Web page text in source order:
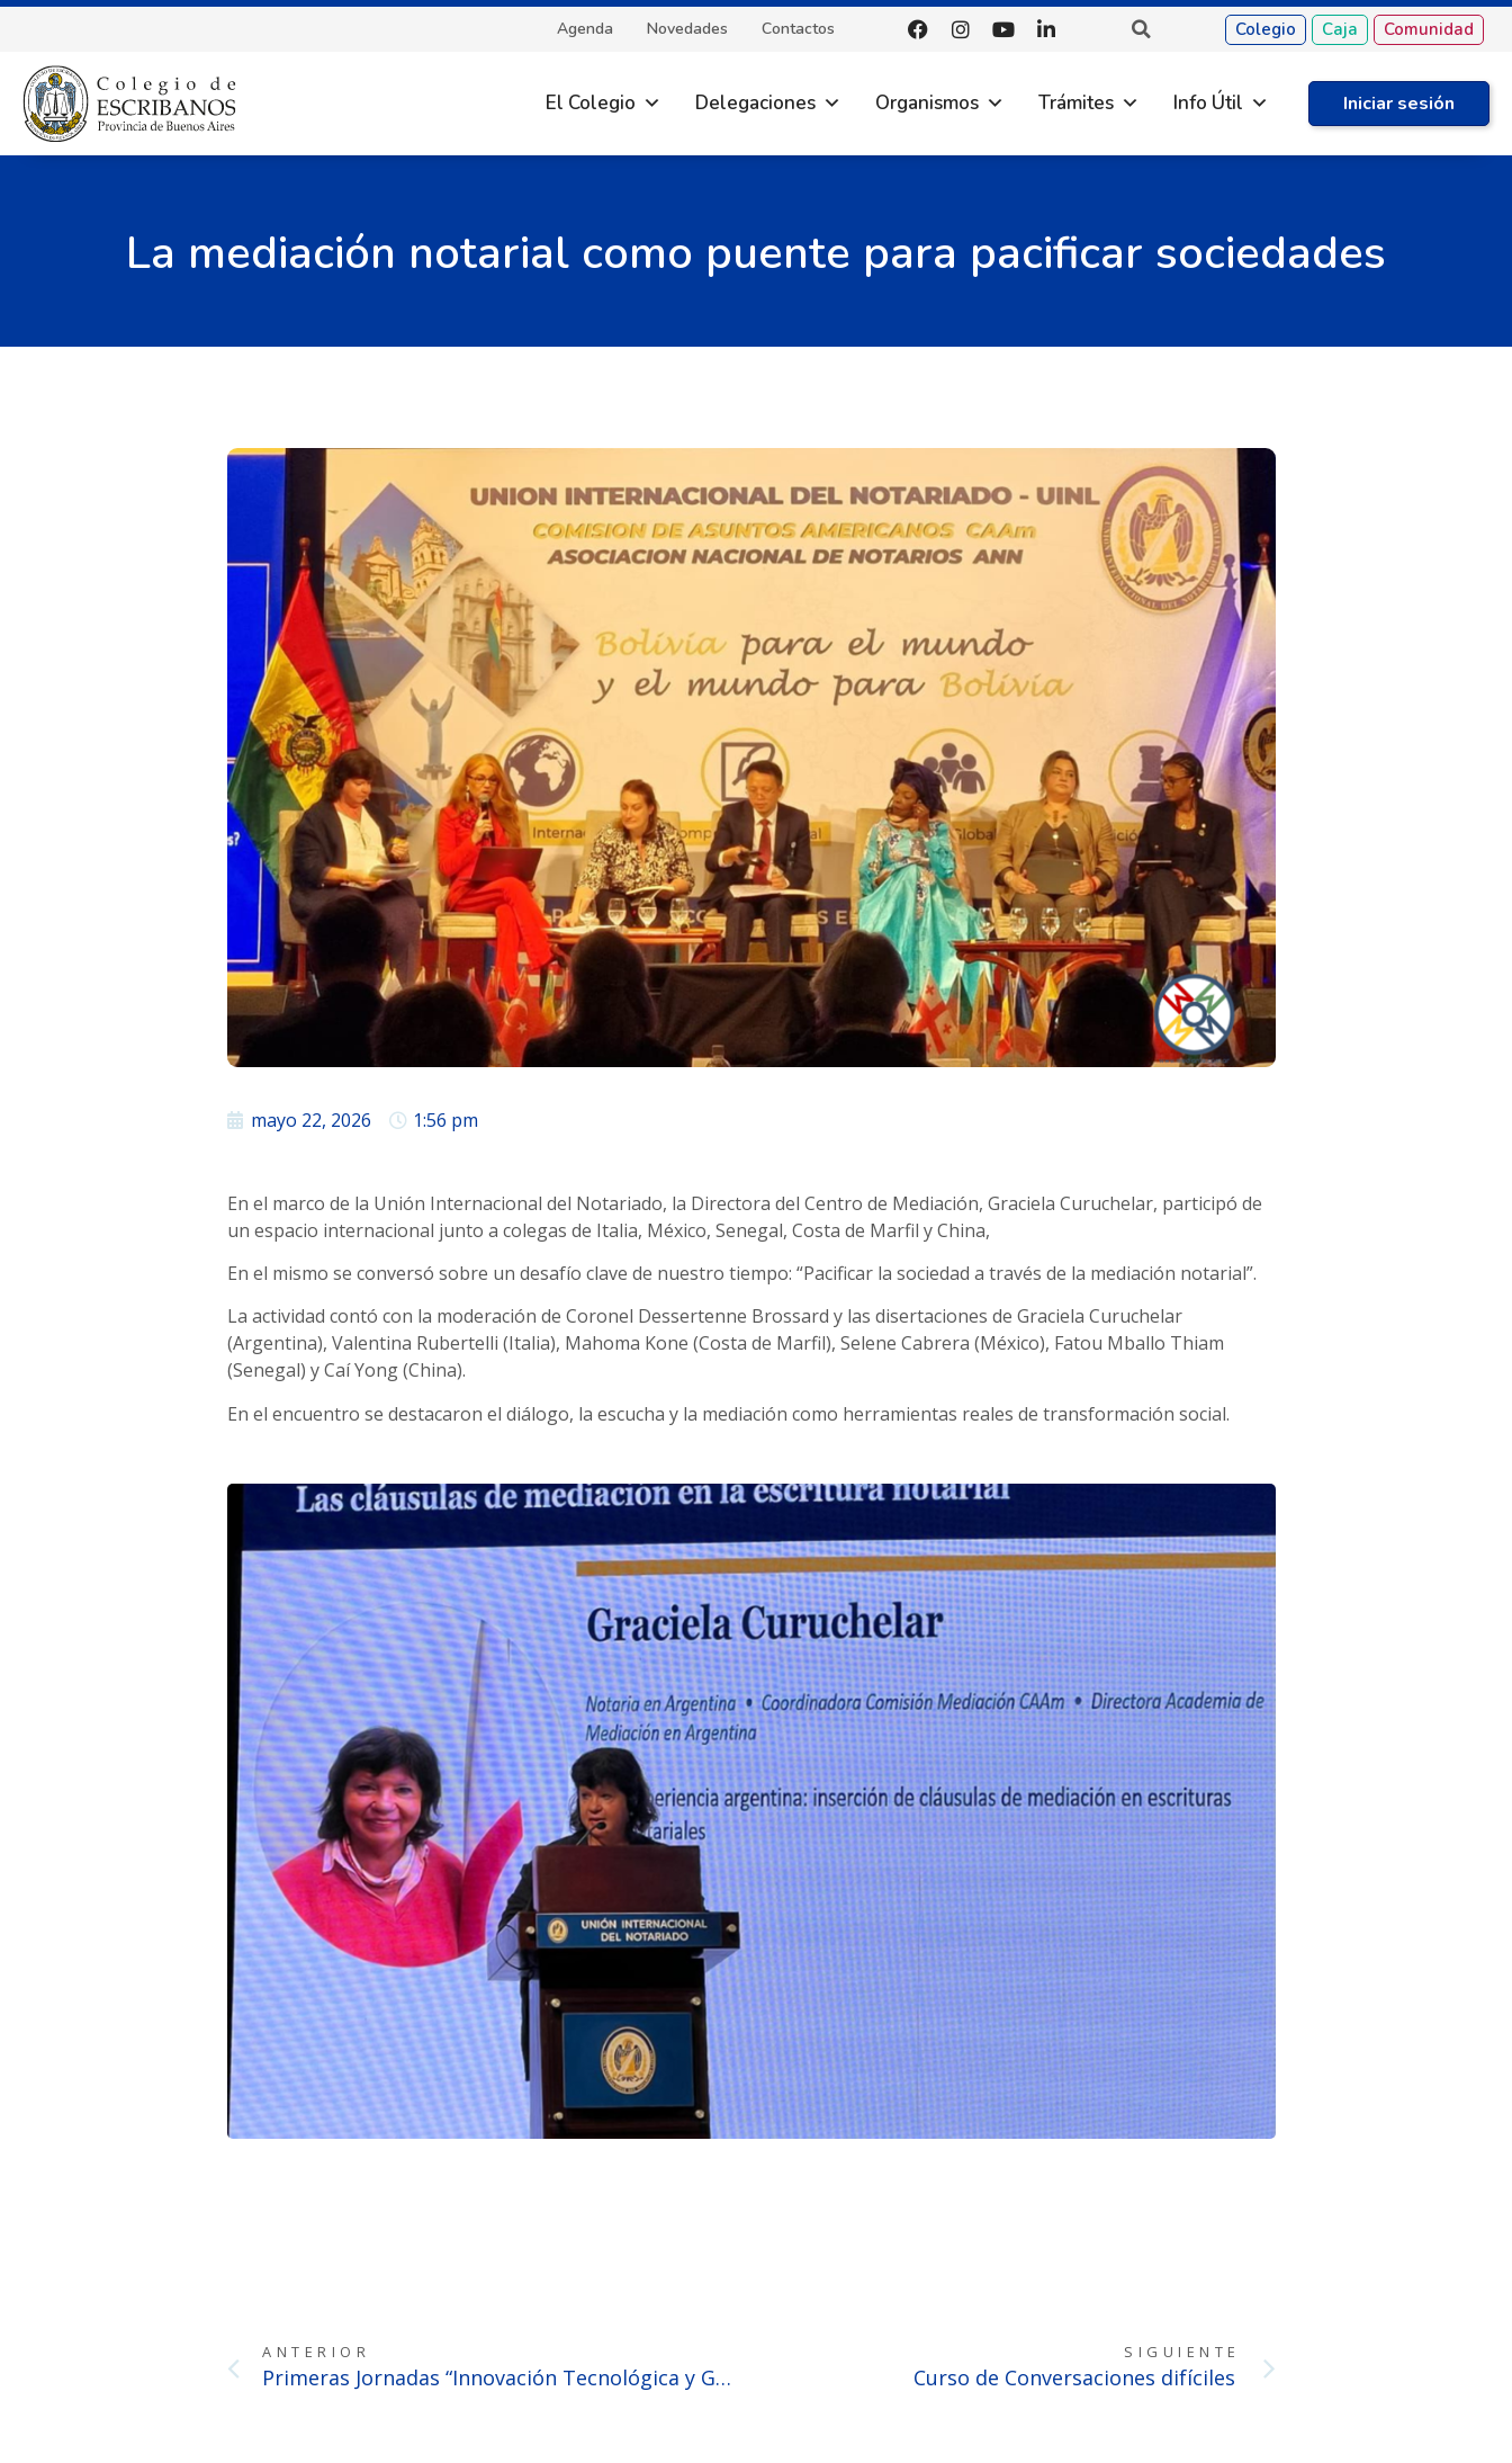
Agenda Novedades Contactos Colegio Caja Comunidad
El Colegio Delegaciones Organismos Trámites Info Útil Iniciar sesión
La mediación notarial como puente para pacificar sociedades
mayo 22, 2026 1:56 pm
En el marco de la Unión Internacional del Notariado, la Directora del Centro de Mediación, Graciela Curuchelar, participó de
un espacio internacional junto a colegas de Italia, México, Senegal, Costa de Marfil y China,
En el mismo se conversó sobre un desafío clave de nuestro tiempo: “Pacificar la sociedad a través de la mediación notarial”.
La actividad contó con la moderación de Coronel Dessertenne Brossard y las disertaciones de Graciela Curuchelar
(Argentina), Valentina Rubertelli (Italia), Mahoma Kone (Costa de Marfil), Selene Cabrera (México), Fatou Mballo Thiam
(Senegal) y Caí Yong (China).
En el encuentro se destacaron el diálogo, la escucha y la mediación como herramientas reales de transformación social.
ANTERIOR
Primeras Jornadas “Innovación Tecnológica y Gestión”
SIGUIENTE
Curso de Conversaciones difíciles